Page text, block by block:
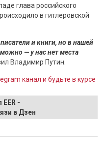
глава российского
в гитлеровской
и книги, но в нашей
— у нас нет места
Владимир Путин.
канал и будьте в курсе
-
в Дзен
нетерпимости